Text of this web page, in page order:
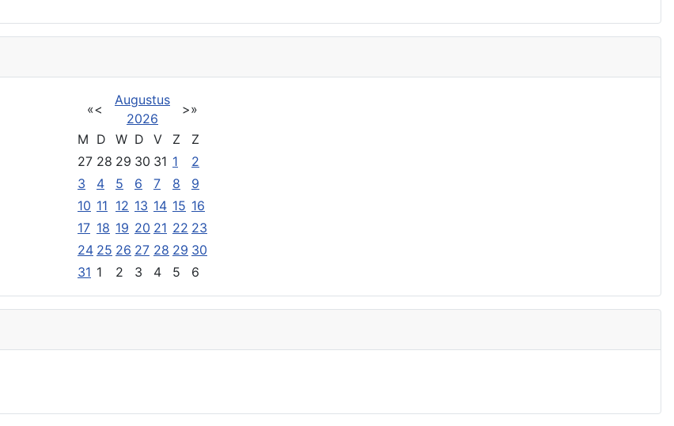
«<
Augustus
2026
>»
M D W D V Z
Z
27 28 29 30 31 1
2
3
4 5 6 7 8
9
10 11 12 13 14 15 16
17 18 19 20 21 22 23
24 25 26 27 28 29 30
31 1 2 3 4 5 6